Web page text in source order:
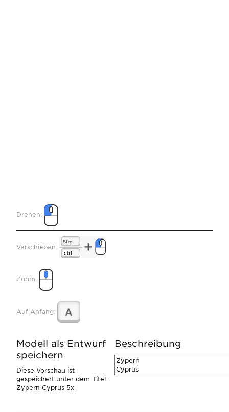
Drehen:
Verschieben:
Zoom:
Auf Anfang:
Modell als Entwurf
speichern
Diese Vorschau ist
gespeichert unter dem Titel:
Zypern Cyprus 5x
Beschreibung